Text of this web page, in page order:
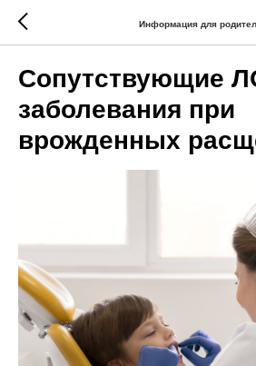
Информация для
Сопутствующие
заболевания при
врожденных